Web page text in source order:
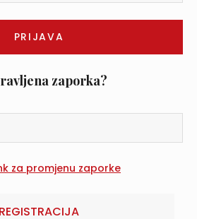
zaporka?
REGISTRACIJA